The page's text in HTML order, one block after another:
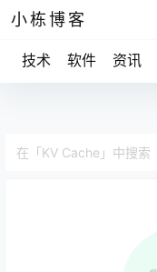
小栋博客
技术 软件 资讯